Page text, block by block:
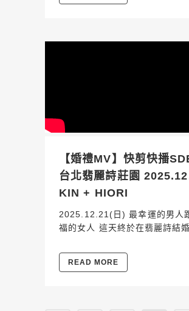
【婚禮MV】快剪快播
台北翡麗詩莊園
KIN + HIORI
2025.12.21(日) 最幸運的男人
福的女人 這天終於在翡麗詩結
READ MORE